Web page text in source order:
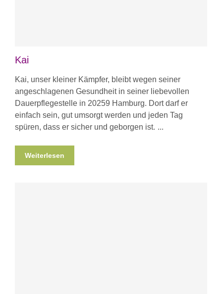
Kai
Kai, unser kleiner Kämpfer, bleibt wegen seiner
angeschlagenen Gesundheit in seiner liebevollen
Dauerpflegestelle in 20259 Hamburg. Dort darf er
einfach sein, gut umsorgt werden und jeden Tag
spüren, dass er sicher und geborgen ist.
Weiterlesen